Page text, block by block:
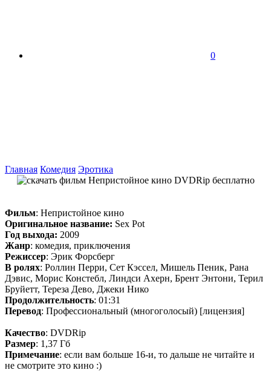
0
Главная Комедия Эротика
Фильм: Непристойное кино
Оригинальное название: Sex Pot
Год выхода: 2009
Жанр: комедия, приключения
Режиссер: Эрик Форсберг
В ролях: Роллин Перри, Сет Кэссел, Мишель Пеник, Рана
Дэвис, Морис Констебл, Линдси Ахерн, Брент Энтони, Терил
Бруйетт, Тереза Дево, Джеки Нико
Продолжительность: 01:31
Перевод: Профессиональный (многоголосый) [лицензия]
Качество: DVDRip
Размер: 1,37 Гб
Примечание: если вам больше 16-и, то дальше не читайте и
не смотрите это кино :)